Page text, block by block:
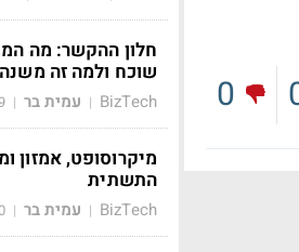
0
חלון ההקשר: מה
שוכח ולמה זה משנה
BizTech
| עמית בר |
מיקרוסופט, אמזון
התשתית
BizTech
| עמית בר |